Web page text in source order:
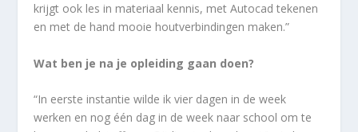
krijgt ook les in materiaal kennis, met Autocad tekenen
en met de hand mooie houtverbindingen maken.”
Wat ben je na je opleiding gaan doen?
“In eerste instantie wilde ik vier dagen in de week
werken en nog één dag in de week naar school om te